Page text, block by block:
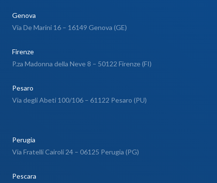
Genova
Via De Marini 16 – 16149 Genova (GE)
Firenze
P.za Madonna della Neve 8 – 50122 Firenze (FI)
Pesaro
Via degli Abeti 100/106 – 61122 Pesaro (PU)
Perugia
Via Fratelli Cairoli 24 – 06125 Perugia (PG)
Pescara